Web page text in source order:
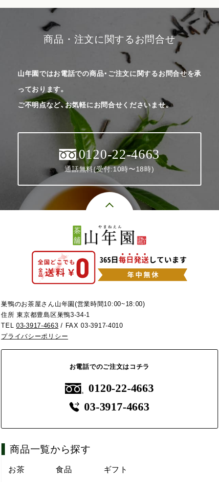
商品・注文に関するお問合せ
山年園ではお電話での商品・ご注文に関するお問合せを承
っております。
ご不明点など、お気軽にお問合せくださいませ。
0120-22-4663
通話無料(受付:10時〜18時)
巣鴨のお茶屋さん山年園(営業時間10:00~18:00)
住所 東京都豊島区巣鴨3-34-1
TEL03-3917-4663 / FAX 03-3917-4010
プライバシーポリシー
お電話でのご注文はコチラ
0120-22-4663
03-3917-4663
商品一覧から探す
お茶 食品 ギフト